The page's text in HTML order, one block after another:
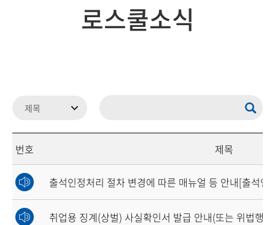
로스쿨소식
번호 제목
출석인정처리 절차 변경에 따른 매뉴얼 등 안내[출석인
취업용 징계(상벌) 사실확인서 발급 안내(또는 위법행